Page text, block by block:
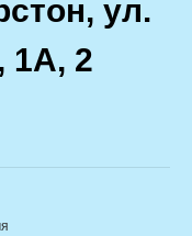
ул.
1А, 2